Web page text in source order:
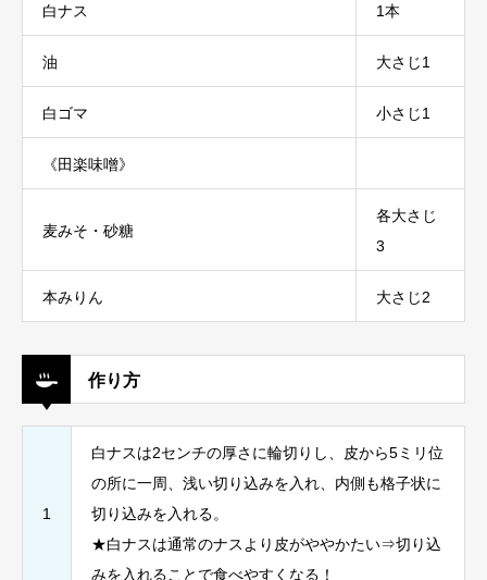
白ナス 1本
油 大さじ1
白ゴマ 小さじ1
《田楽味噌》
麦みそ・砂糖
各大さじ
3
本みりん 大さじ2
作り方
1
白ナスは2センチの厚さに輪切りし、皮から5ミリ位
の所に一周、浅い切り込みを入れ、内側も格子状に
切り込みを入れる。
★白ナスは通常のナスより皮がややかたい⇒切り込
みを入れることで食べやすくなる！